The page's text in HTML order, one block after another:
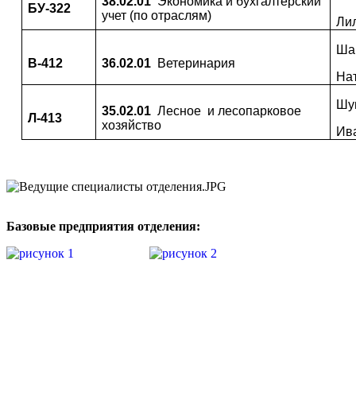
БУ-322
учет (по отраслям)
В-412 36.02.01 Ветеринария
Л-413
35.02.01 Лесное и лесопарковое
хозяйство
Базовые предприятия отделения: